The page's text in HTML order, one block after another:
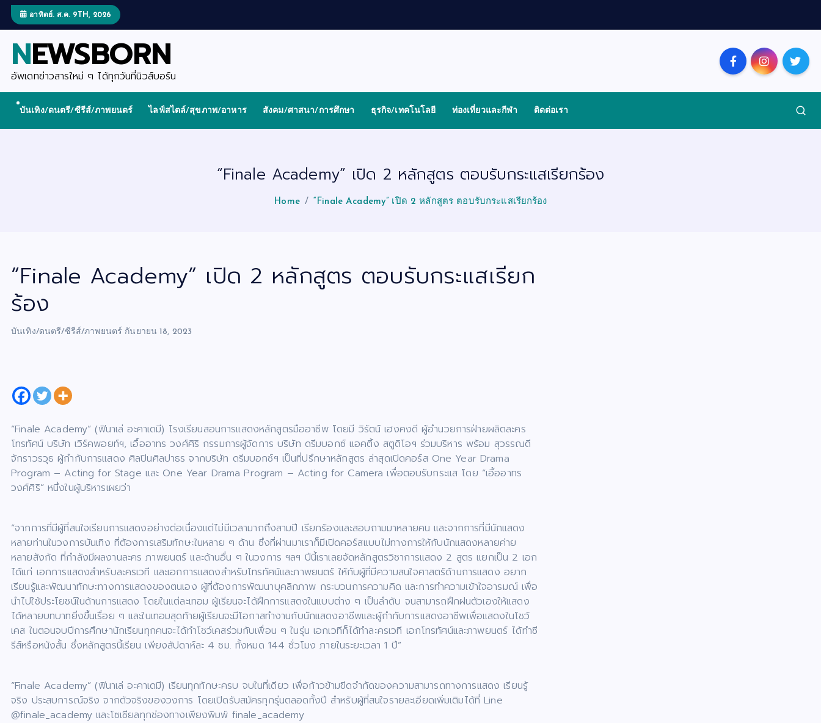
t
อาทิตย์. ส.ค. 9TH, 2026
NEWSBORN
อัพเดทข่าวสารใหม่ ๆ ได้ทุกวันที่นิวส์บอร์น
บันเทิง/ดนตรี/ซีรีส์/ภาพยนตร์ ไลฟ์สไตล์/สุขภาพ/อาหาร สังคม/ศาสนา/การศึกษา ธุรกิจ/เทคโนโลยี ท่องเที่ยวและกีฬา ติดต่อเรา
“Finale Academy” เปิด 2 หลักสูตร ตอบรับกระแสเรียกร้อง
Home “Finale Academy” เปิด 2 หลักสูตร ตอบรับกระแสเรียกร้อง
“Finale Academy” เปิด 2 หลักสูตร ตอบรับกระแสเรียก
ร้อง
บันเทิง/ดนตรี/ซีรีส์/ภาพยนตร์ กันยายน 18, 2023
“Finale Academy” (ฟินาเล่ อะคาเดมี) โรงเรียนสอนการแสดงหลักสูตรมืออาชีพ โดยมี วิรัตน์ เฮงคงดี ผู้อำนวยการฝ่ายผลิตละคร
โทรทัศน์ บริษัท เวิร์คพอยท์ฯ, เอื้ออาทร วงศ์ศิริ กรรมการผู้จัดการ บริษัท ดรีมบอกซ์ แอคติ้ง สตูดิโอฯ ร่วมบริหาร พร้อม สุวรรณดี
จักราวรวุธ ผู้กำกับการแสดง ศิลปินศิลปาธร จากบริษัท ดรีมบอกซ์ฯ เป็นที่ปรึกษาหลักสูตร ล่าสุดเปิดคอร์ส One Year Drama
Program – Acting for Stage และ One Year Drama Program – Acting for Camera เพื่อตอบรับกระแส โดย “เอื้ออาทร
วงศ์ศิริ” หนึ่งในผู้บริหารเผยว่า
“จากการที่มีผู้ที่สนใจเรียนการแสดงอย่างต่อเนื่องแต่ไม่มีเวลามากถึงสามปี เรียกร้องและสอบถามมาหลายคน และจากการที่มีนักแสดง
หลายท่านในวงการบันเทิง ที่ต้องการเสริมทักษะในหลาย ๆ ด้าน ซึ่งที่ผ่านมาเราก็มีเปิดคอร์สแบบไม่ทางการให้กับนักแสดงหลายค่าย
หลายสังกัด ที่กำลังมีผลงานละคร ภาพยนตร์ และด้านอื่น ๆ ในวงการ ฯลฯ ปีนี้เราเลยจัดหลักสูตรวิชาการแสดง 2 สูตร แยกเป็น 2 เอก
ได้แก่ เอกการแสดงสำหรับละครเวที และเอกการแสดงสำหรับโทรทัศน์และภาพยนตร์ ให้กับผู้ที่มีความสนใจศาสตร์ด้านการแสดง อยาก
เรียนรู้และพัฒนาทักษะทางการแสดงของตนเอง ผู้ที่ต้องการพัฒนาบุคลิกภาพ กระบวนการความคิด และการทำความเข้าใจอารมณ์ เพื่อ
นำไปใช้ประโยชน์ในด้านการแสดง โดยในแต่ละเทอม ผู้เรียนจะได้ฝึกการแสดงในแบบต่าง ๆ เป็นลำดับ จนสามารถฝึกฝนตัวเองให้แสดง
ได้หลายบทบาทยิ่งขึ้นเรื่อย ๆ และในเทอมสุดท้ายผู้เรียนจะมีโอกาสทำงานกับนักแสดงอาชีพและผู้กำกับการแสดงอาชีพเพื่อแสดงในโชว์
เคส ในตอนจบปีการศึกษานักเรียนทุกคนจะได้ทำโชว์เคสร่วมกับเพื่อน ๆ ในรุ่น เอกเวทีก็ได้ทำละครเวที เอกโทรทัศน์และภาพยนตร์ ได้ทำซี
รีส์หรือหนังสั้น ซึ่งหลักสูตรนี้เรียน เพียงสัปดาห์ละ 4 ชม. ทั้งหมด 144 ชั่วโมง ภายในระยะเวลา 1 ปี”
“Finale Academy” (ฟินาเล่ อะคาเดมี) เรียนทุกทักษะครบ จบในที่เดียว เพื่อก้าวข้ามขีดจำกัดของความสามารถทางการแสดง เรียนรู้
จริง ประสบการณ์จริง จากตัวจริงของวงการ โดยเปิดรับสมัครทุกรุ่นตลอดทั้งปี สำหรับผู้ที่สนใจรายละเอียดเพิ่มเติมได้ที่ Line
@finale_academy และโซเชียลทุกช่องทางเพียงพิมพ์ finale_academy